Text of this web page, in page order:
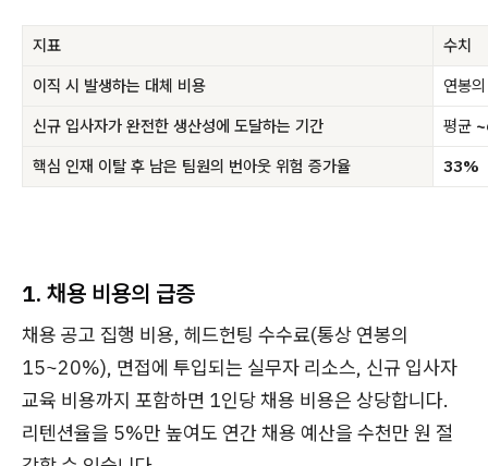
지표
수치
이직 시 발생하는 대체 비용
연봉
신규 입사자가 완전한 생산성에 도달하는 기간
평균
핵심 인재 이탈 후 남은 팀원의 번아웃 위험 증가율
33%
1. 채용 비용의 급증
채용 공고 집행 비용, 헤드헌팅 수수료(통상 연봉의
15~20%), 면접에 투입되는 실무자 리소스, 신규 입사자
교육 비용까지 포함하면 1인당 채용 비용은 상당합니다.
리텐션율을 5%만 높여도 연간 채용 예산을 수천만 원 절